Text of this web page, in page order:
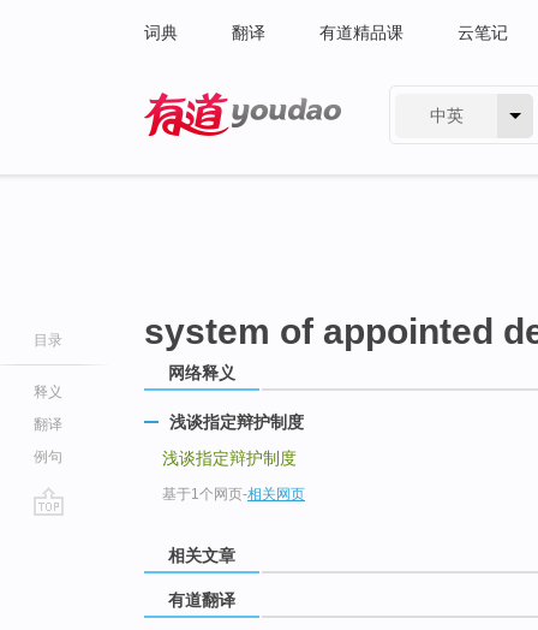
词典 翻译 有道精品课 云笔记
中英
目录
释义
翻译
例句
system of appointed
网络释义
浅谈指定辩护制度
浅谈指定辩护制度
基于1个网页-相关网页
相关文章
有道翻译